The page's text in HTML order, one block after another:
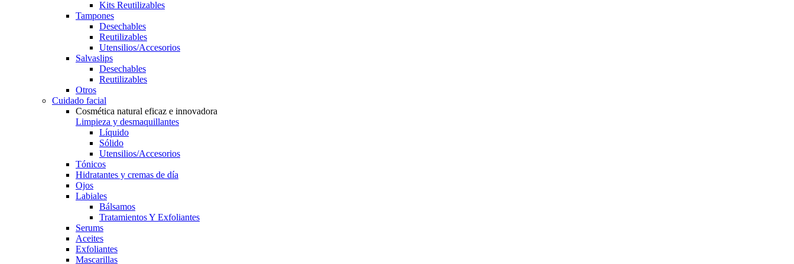
Kits Reutilizables
Tampones
Desechables
Reutilizables
Utensilios/Accesorios
Salvaslips
Desechables
Reutilizables
Otros
Cuidado facial
Cosmética natural eficaz e innovadora
Limpieza y desmaquillantes
Líquido
Sólido
Utensilios/Accesorios
Tónicos
Hidratantes y cremas de día
Ojos
Labiales
Bálsamos
Tratamientos Y Exfoliantes
Serums
Aceites
Exfoliantes
Mascarillas